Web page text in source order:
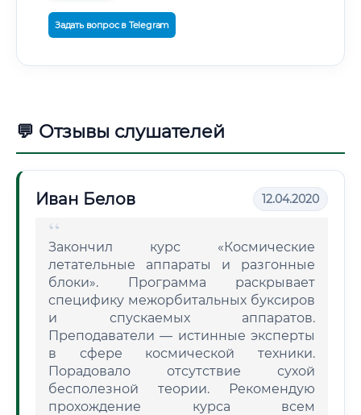
Задать вопрос в Telegram
💬 Отзывы слушателей
Иван Белов 12.04.2020
Закончил курс «Космические
летательные аппараты и разгонные
блоки». Программа раскрывает
специфику межорбитальных буксиров
и спускаемых аппаратов.
Преподаватели — истинные эксперты
в сфере космической техники.
Порадовало отсутствие сухой
бесполезной теории. Рекомендую
прохождение курса всем